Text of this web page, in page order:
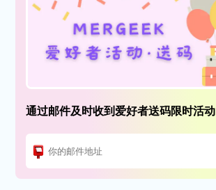
通过邮件及时收到爱好者送码限时活动